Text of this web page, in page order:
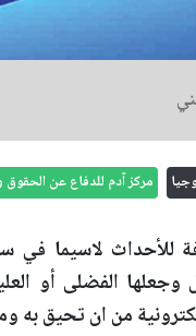
مركز آدم للدفاع عن الحقوق
للأحداث لاسيما في
الفضلى أو
من ان تحيق